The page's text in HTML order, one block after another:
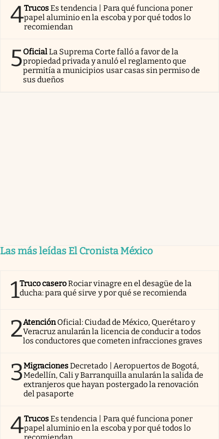
4TrucosEs tendencia | Para qué funciona poner
papel aluminio en la escoba y por qué todos lo
recomiendan
5OficialLa Suprema Corte falló a favor de la
propiedad privada y anuló el reglamento que
permitía a municipios usar casas sin permiso de
sus dueños
Las más leídas El Cronista México
1Truco caseroRociar vinagre en el desagüe de la
ducha: para qué sirve y por qué se recomienda
2AtenciónOficial: Ciudad de México, Querétaro y
Veracruz anularán la licencia de conducir a todos
los conductores que cometen infracciones graves
3MigracionesDecretado | Aeropuertos de Bogotá,
Medellín, Cali y Barranquilla anularán la salida de
extranjeros que hayan postergado la renovación
del pasaporte
4TrucosEs tendencia | Para qué funciona poner
papel aluminio en la escoba y por qué todos lo